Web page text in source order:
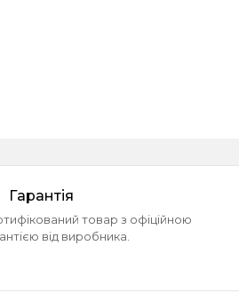
Гарантія
товар з офіційною
від виробника.